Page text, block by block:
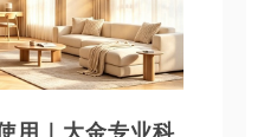
用｜大金专业科